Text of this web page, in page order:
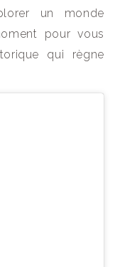
un monde
pour vous
qui règne